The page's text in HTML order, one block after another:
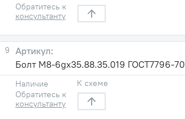
Обратитесь к
консультанту
9
Болт М8-6gх35.88.35.019 ГОСТ7796-70
Наличие
Обратитесь к
консультанту
К схеме